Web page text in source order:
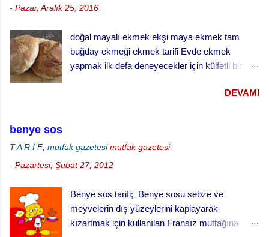
- Pazar, Aralık 25, 2016
doğal mayalı ekmek ekşi maya ekmek tam
buğday ekmeği ekmek tarifi Evde ekmek
yapmak ilk defa deneyecekler için külfetli bir
ve aktif halde kalmasını sağlamak çok dikkat ve
çaba gerektiriyor. Hatta bizim evde ekşi maya
… besledin mi, gazını aldın mı gibi diyaloglar hiç
eksik olmuyor. Hatta uzun süreli gezilerde sırf
mayamız ölmesin canlı kalsın diye yanımızda
DEVAMI
benye sos
T A R İ F; mutfak gazetesi mutfak gazetesi
- Pazartesi, Şubat 27, 2012
Benye sos tarifi; Benye sosu sebze ve
meyvelerin dış yüzeylerini kaplayarak
kızartmak için kullanılan Fransız mutfağına